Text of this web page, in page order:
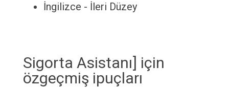
İngilizce - İleri Düzey
Sigorta Asistanı] için
özgeçmiş ipuçları